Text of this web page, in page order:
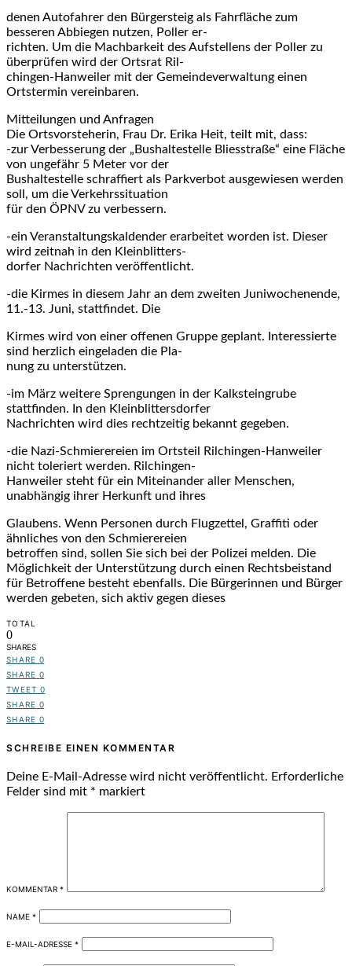
denen Autofahrer den Bürgersteig als Fahrfläche zum
besseren Abbiegen nutzen, Poller er-
richten. Um die Machbarkeit des Aufstellens der Poller zu
überprüfen wird der Ortsrat Ril-
chingen-Hanweiler mit der Gemeindeverwaltung einen
Ortstermin vereinbaren.
Mitteilungen und Anfragen
Die Ortsvorsteherin, Frau Dr. Erika Heit, teilt mit, dass:
-zur Verbesserung der „Bushaltestelle Bliesstraße“ eine Fläche
von ungefähr 5 Meter vor der
Bushaltestelle schraffiert als Parkverbot ausgewiesen werden
soll, um die Verkehrssituation
für den ÖPNV zu verbessern.
-ein Veranstaltungskaldender erarbeitet worden ist. Dieser
wird zeitnah in den Kleinblitters-
dorfer Nachrichten veröffentlicht.
-die Kirmes in diesem Jahr an dem zweiten Juniwochenende,
11.-13. Juni, stattfindet. Die
Kirmes wird von einer offenen Gruppe geplant. Interessierte
sind herzlich eingeladen die Pla-
nung zu unterstützen.
-im März weitere Sprengungen in der Kalksteingrube
stattfinden. In den Kleinblittersdorfer
Nachrichten wird dies rechtzeitig bekannt gegeben.
-die Nazi-Schmierereien im Ortsteil Rilchingen-Hanweiler
nicht toleriert werden. Rilchingen-
Hanweiler steht für ein Miteinander aller Menschen,
unabhängig ihrer Herkunft und ihres
Glaubens. Wenn Personen durch Flugzettel, Graffiti oder
ähnliches von den Schmierereien
betroffen sind, sollen Sie sich bei der Polizei melden. Die
Möglichkeit der Unterstützung durch einen Rechtsbeistand
für Betroffene besteht ebenfalls. Die Bürgerinnen und Bürger
werden gebeten, sich aktiv gegen dieses
TOTAL
0
SHARES
SHARE 0
SHARE 0
TWEET 0
SHARE 0
SHARE 0
SCHREIBE EINEN KOMMENTAR
Deine E-Mail-Adresse wird nicht veröffentlicht. Erforderliche
Felder sind mit * markiert
KOMMENTAR *
NAME *
E-MAIL-ADRESSE *